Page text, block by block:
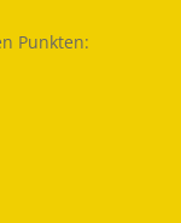
Punkten: